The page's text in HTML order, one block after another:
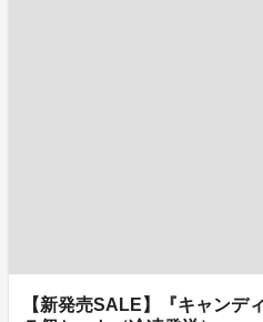
【新発売SALE】『キャンデ